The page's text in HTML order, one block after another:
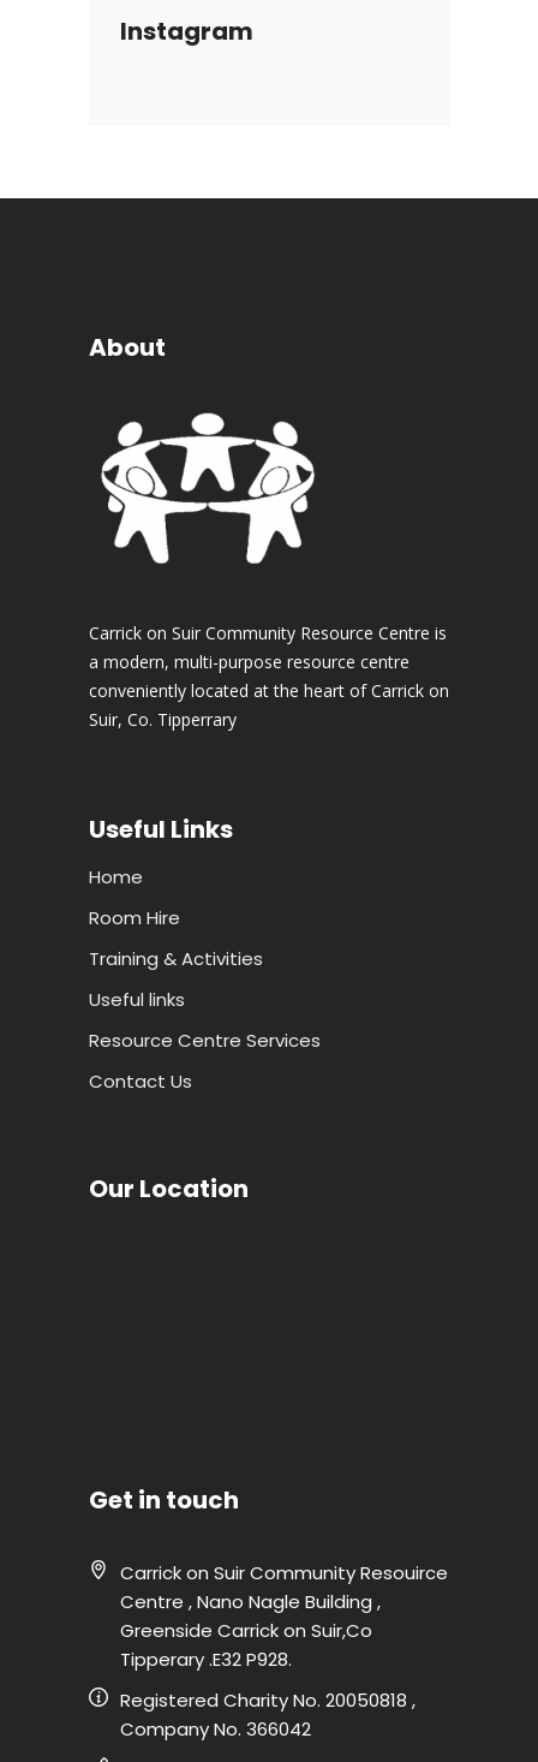
Instagram
About
Carrick on Suir Community Resource Centre is
a modern, multi-purpose resource centre
conveniently located at the heart of Carrick on
Suir, Co. Tipperrary
Useful Links
Home
Room Hire
Training & Activities
Useful links
Resource Centre Services
Contact Us
Our Location
Get in touch
Carrick on Suir Community Resouirce
Centre , Nano Nagle Building ,
Greenside Carrick on Suir,Co
Tipperary .E32 P928.
Registered Charity No. 20050818 ,
Company No. 366042